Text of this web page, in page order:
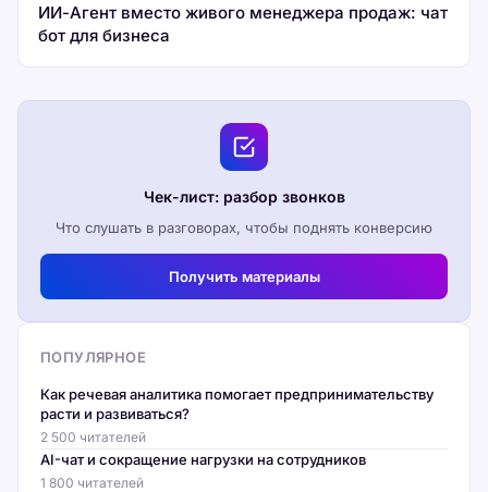
ИИ-Агент вместо живого менеджера продаж: чат
бот для бизнеса
Чек-лист: разбор звонков
Что слушать в разговорах, чтобы поднять конверсию
Получить материалы
ПОПУЛЯРНОЕ
Как речевая аналитика помогает предпринимательству
расти и развиваться?
2 500 читателей
AI-чат и сокращение нагрузки на сотрудников
1 800 читателей